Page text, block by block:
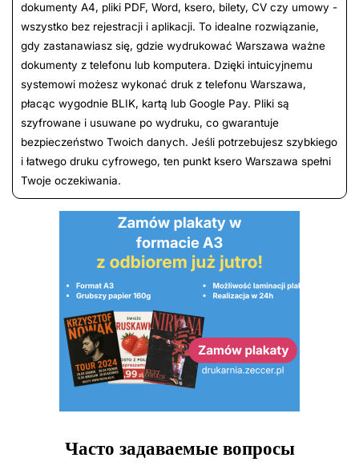
dokumenty A4, pliki PDF, Word, ksero, bilety, CV czy umowy -
wszystko bez rejestracji i aplikacji. To idealne rozwiązanie,
gdy zastanawiasz się, gdzie wydrukować Warszawa ważne
dokumenty z telefonu lub komputera. Dzięki intuicyjnemu
systemowi możesz wykonać druk z telefonu Warszawa,
płacąc wygodnie BLIK, kartą lub Google Pay. Pliki są
szyfrowane i usuwane po wydruku, co gwarantuje
bezpieczeństwo Twoich danych. Jeśli potrzebujesz szybkiego
i łatwego druku cyfrowego, ten punkt ksero Warszawa spełni
Twoje oczekiwania.
Часто задаваемые вопросы